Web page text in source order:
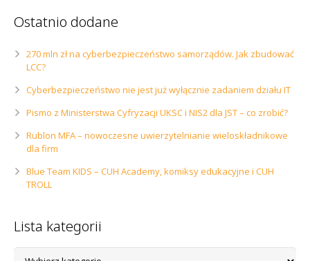
Ostatnio dodane
270 mln zł na cyberbezpieczeństwo samorządów. Jak zbudować
LCC?
Cyberbezpieczeństwo nie jest już wyłącznie zadaniem działu IT
Pismo z Ministerstwa Cyfryzacji UKSC i NIS2 dla JST – co zrobić?
Rublon MFA – nowoczesne uwierzytelnianie wieloskładnikowe
dla firm
Blue Team KIDS – CUH Academy, komiksy edukacyjne i CUH
TROLL
Lista kategorii